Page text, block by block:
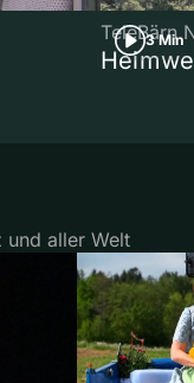
3 Min
TeleBärn
und aller Welt